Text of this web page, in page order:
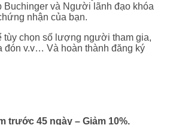
và Người lãnh đạo khóa
nhận của bạn.
tùy chọn số lượng người tham gia,
đón v.v… Và hoàn thành đăng ký
trước 45 ngày – Giảm 10%.